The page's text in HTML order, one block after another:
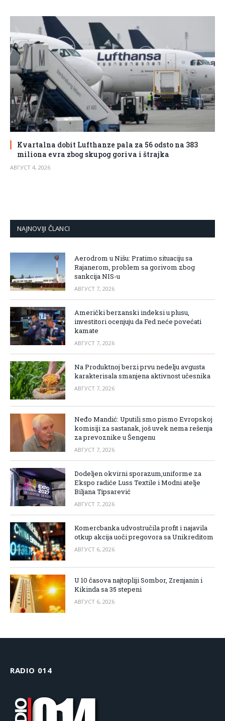
Kvartalna dobit Lufthanze pala za 56 odsto na 383
miliona evra zbog skupog goriva i štrajka
АВГУСТ 4, 2026
NAJNOVIJI ČLANCI
Aerodrom u Nišu: Pratimo situaciju sa
Rajanerom, problem sa gorivom zbog
sankcija NIS-u
АВГУСТ 7, 2026
Američki berzanski indeksi u plusu,
investitori ocenjuju da Fed neće povećati
kamate
АВГУСТ 7, 2026
Na Produktnoj berzi prvu nedelju avgusta
karakterisala smanjena aktivnost učesnika
АВГУСТ 7, 2026
Neđo Mandić: Uputili smo pismo Evropskoj
komisiji za sastanak, još uvek nema rešenja
za prevoznike u Šengenu
АВГУСТ 7, 2026
Dodeljen okvirni sporazum,uniforme za
Ekspo radiće Luss Textile i Modni atelje
Biljana Tipsarević
АВГУСТ 7, 2026
Komercbanka udvostručila profit i najavila
otkup akcija uoči pregovora sa Unikreditom
АВГУСТ 6, 2026
U 10 časova najtopliji Sombor, Zrenjanin i
Kikinda sa 35 stepeni
АВГУСТ 6, 2026
RADIO 014